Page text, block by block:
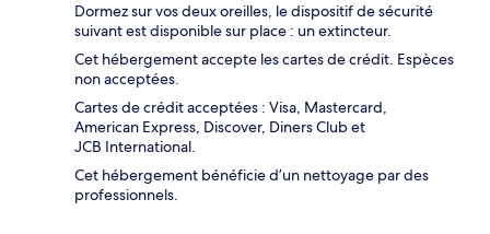
Dormez sur vos deux oreilles, le dispositif de sécurité
suivant est disponible sur place : un extincteur.
Cet hébergement accepte les cartes de crédit. Espèces
non acceptées.
Cartes de crédit acceptées : Visa, Mastercard,
American Express, Discover, Diners Club et
JCB International.
Cet hébergement bénéficie d’un nettoyage par des
professionnels.